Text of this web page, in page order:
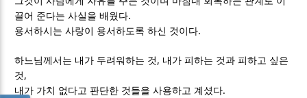
끌어 준다는 사실을 배웠다.
용서하시는 사랑이 용서하도록 하신 것이다.
하느님께서는 내가 두려워하는 것 , 내가 피하는 것과 피하고 싶은
것 ,
내가 가치 없다고 판단한 것들을 사용하고 계셨다.